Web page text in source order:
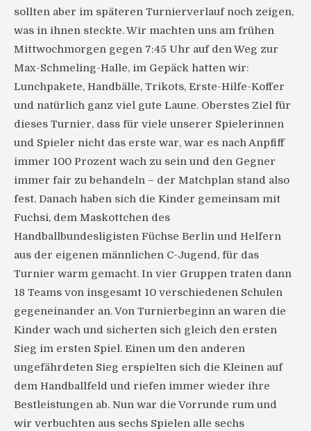
sollten aber im späteren Turnierverlauf noch zeigen,
was in ihnen steckte. Wir machten uns am frühen
Mittwochmorgen gegen 7:45 Uhr auf den Weg zur
Max-Schmeling-Halle, im Gepäck hatten wir:
Lunchpakete, Handbälle, Trikots, Erste-Hilfe-Koffer
und natürlich ganz viel gute Laune. Oberstes Ziel für
dieses Turnier, dass für viele unserer Spielerinnen
und Spieler nicht das erste war, war es nach Anpfiff
immer 100 Prozent wach zu sein und den Gegner
immer fair zu behandeln – der Matchplan stand also
fest. Danach haben sich die Kinder gemeinsam mit
Fuchsi, dem Maskottchen des
Handballbundesligisten Füchse Berlin und Helfern
aus der eigenen männlichen C-Jugend, für das
Turnier warm gemacht. In vier Gruppen traten dann
18 Teams von insgesamt 10 verschiedenen Schulen
gegeneinander an. Von Turnierbeginn an waren die
Kinder wach und sicherten sich gleich den ersten
Sieg im ersten Spiel. Einen um den anderen
ungefährdeten Sieg erspielten sich die Kleinen auf
dem Handballfeld und riefen immer wieder ihre
Bestleistungen ab. Nun war die Vorrunde rum und
wir verbuchten aus sechs Spielen alle sechs